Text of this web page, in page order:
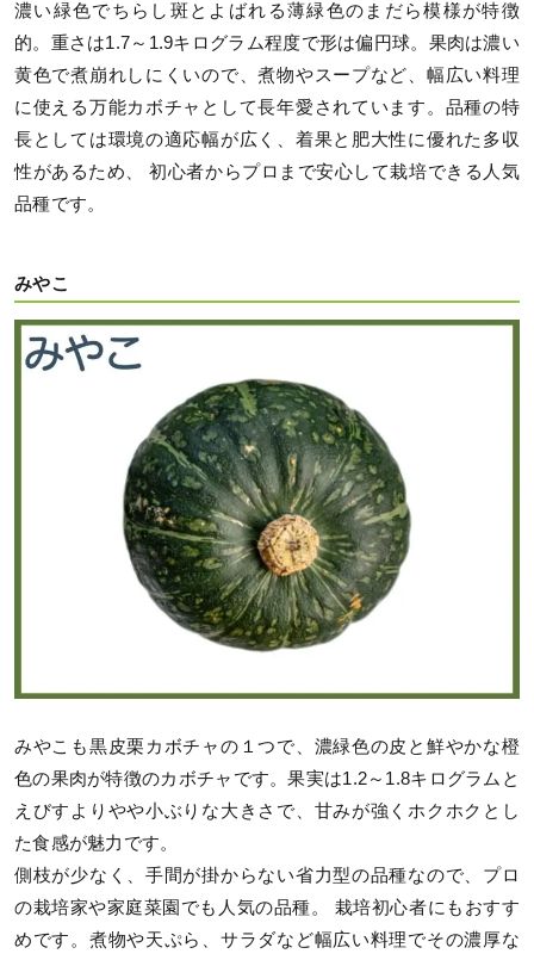
濃い緑色でちらし斑とよばれる薄緑色のまだら模様が特徴
的。重さは1.7～1.9キログラム程度で形は偏円球。果肉は濃い
黄色で煮崩れしにくいので、煮物やスープなど、幅広い料理
に使える万能カボチャとして長年愛されています。品種の特
長としては環境の適応幅が広く、着果と肥大性に優れた多収
性があるため、 初心者からプロまで安心して栽培できる人気
品種です。
みやこ
みやこも黒皮栗カボチャの１つで、濃緑色の皮と鮮やかな橙
色の果肉が特徴のカボチャです。果実は1.2～1.8キログラムと
えびすよりやや小ぶりな大きさで、甘みが強くホクホクとし
た食感が魅力です。
側枝が少なく、手間が掛からない省力型の品種なので、プロ
の栽培家や家庭菜園でも人気の品種。 栽培初心者にもおすす
めです。煮物や天ぷら、サラダなど幅広い料理でその濃厚な